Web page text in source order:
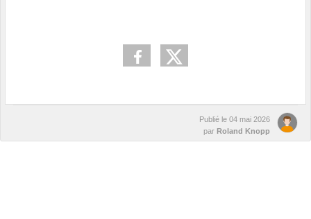
Publié le 04 mai 2026
par Roland Knopp